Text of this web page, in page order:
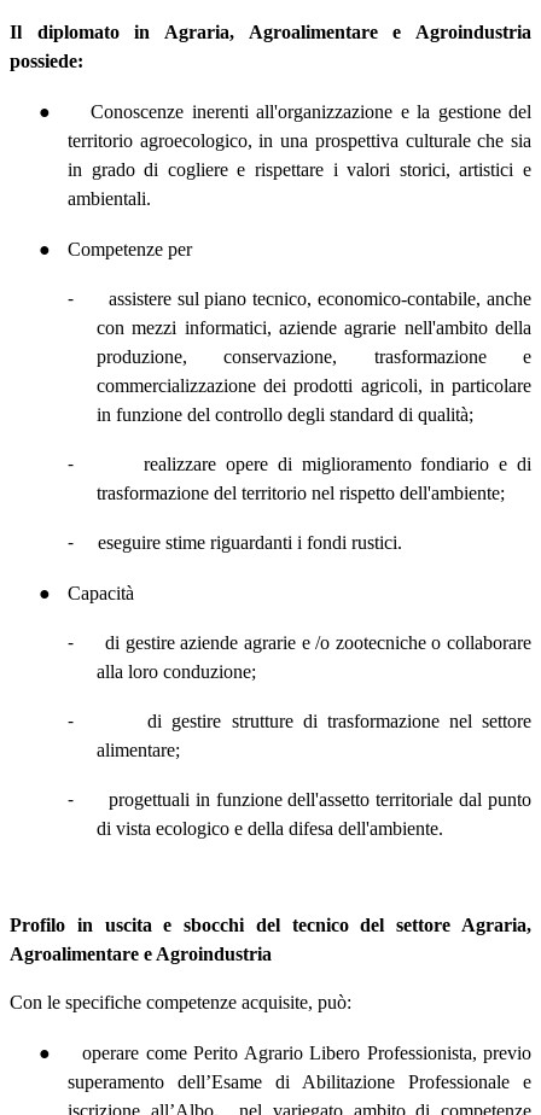
Il diplomato in Agraria, Agroalimentare e Agroindustria
possiede:
●
Conoscenze inerenti all'organizzazione e la gestione del
territorio agroecologico, in una prospettiva culturale che sia
in grado di cogliere e rispettare i valori storici, artistici e
ambientali.
● Competenze per
-
assistere sul piano tecnico, economico-contabile, anche
con mezzi informatici, aziende agrarie nell'ambito della
produzione, conservazione, trasformazione e
commercializzazione dei prodotti agricoli, in particolare
in funzione del controllo degli standard di qualità;
-
realizzare opere di miglioramento fondiario e di
trasformazione del territorio nel rispetto dell'ambiente;
- eseguire stime riguardanti i fondi rustici.
● Capacità
-
di gestire aziende agrarie e /o zootecniche o collaborare
alla loro conduzione;
-
di gestire strutture di trasformazione nel settore
alimentare;
-
progettuali in funzione dell'assetto territoriale dal punto
di vista ecologico e della difesa dell'ambiente.
Profilo in uscita e sbocchi del tecnico del settore Agraria,
Agroalimentare e Agroindustria
Con le specifiche competenze acquisite, può:
●
operare come Perito Agrario Libero Professionista, previo
superamento dell’Esame di Abilitazione Professionale e